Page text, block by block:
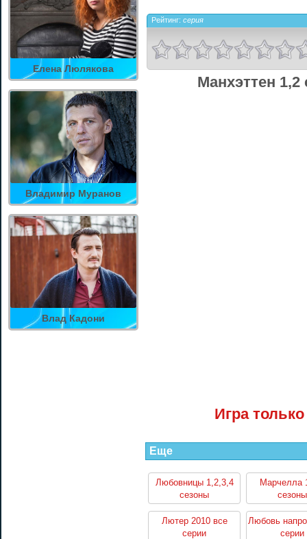
Елена Люлякова
Владимир Муранов
Влад Кадони
Рейтинг: серия
Манхэттен
Игра
Еще
Любовницы 1,2,3,4
сезоны
Марчелла
сезоны
Лютер 2010 все
серии
Любовь
серии